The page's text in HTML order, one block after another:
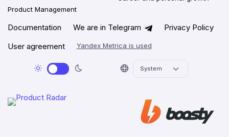
Product Management
Documentation We are in Telegram
Privacy Policy
User agreement
Yandex Metrica is used